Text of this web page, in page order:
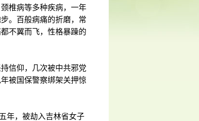
椎病等多种疾病，一年
。百般病痛的折磨，常
不翼而飞，性格暴躁的
信仰，几次被中共邪党
被国保警察绑架关押惊
年，被劫入吉林省女子